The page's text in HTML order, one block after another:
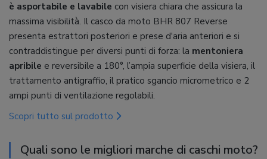
è asportabile e lavabile con visiera chiara che assicura la
massima visibilità. Il casco da moto BHR 807 Reverse
presenta estrattori posteriori e prese d'aria anteriori e si
contraddistingue per diversi punti di forza: la mentoniera
apribile e reversibile a 180°, l’ampia superficie della visiera, il
trattamento antigraffio, il pratico sgancio micrometrico e 2
ampi punti di ventilazione regolabili.
Scopri tutto sul prodotto
Quali sono le migliori marche di caschi moto?